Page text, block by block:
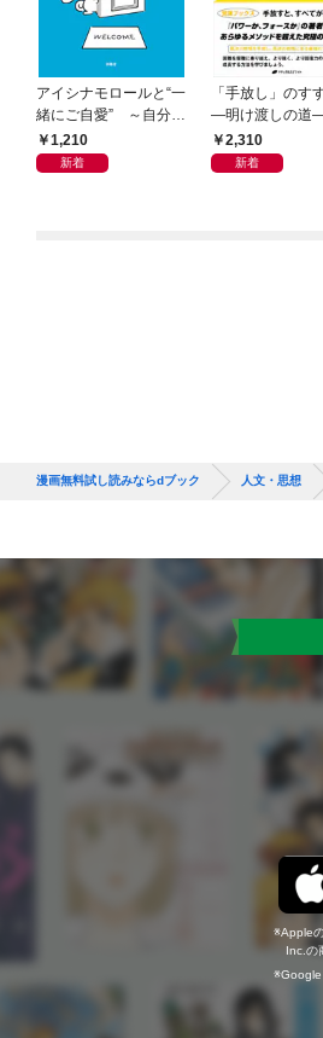
アイシナモロールと“一
緒にご自愛” ～自分を
好きになるための56の
コツ～
1,210
新着
「手放し」のす
―明け渡しの道
2,310
新着
漫画無料試し読みならdブック 人文・思想
Apple
Inc.の
Google